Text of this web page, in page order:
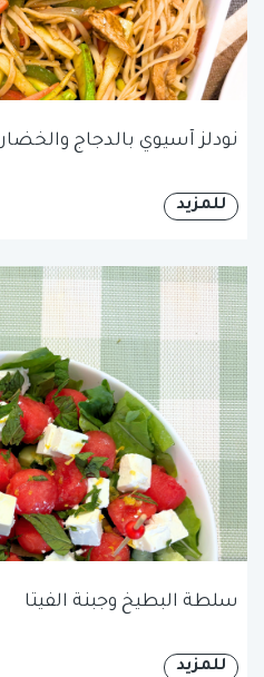
نودلز آسيوي بالدجاج والخضار
للمزيد
سلطة البطيخ وجبنة الفيتا
للمزيد